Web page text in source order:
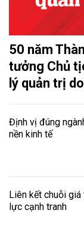
50 năm
tưởng Chủ
lý quản trị
Định vị đúng
nền kinh tế
Liên kết chuỗi
lực cạnh tranh